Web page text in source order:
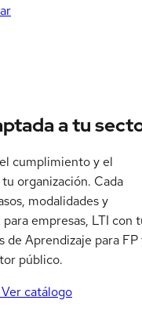
atu
cumplimiento y el
organización. Cada
modalidades y
empresas, LTI con
de Aprendizaje para FP
público.
Ver catálogo